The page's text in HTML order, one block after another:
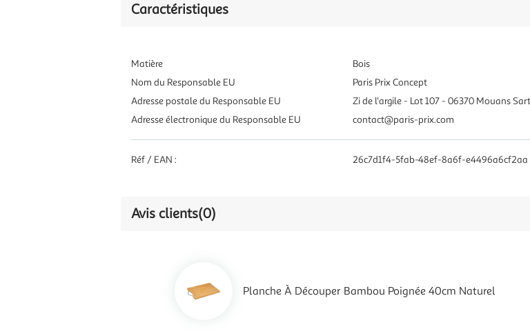
Caractéristiques
Matière
Bois
Nom du Responsable EU
Paris Prix Concept
Adresse postale du Responsable EU
Zi de l'argile - Lot 107 - 06370 Mouans
Adresse électronique du Responsable EU
contact@paris-prix.com
Réf / EAN : 26c7d1f4-5fab-48ef-8a6f-e4496a6cf2aa
Avis clients(0)
Planche À Découper Bambou Poignée 40cm Naturel